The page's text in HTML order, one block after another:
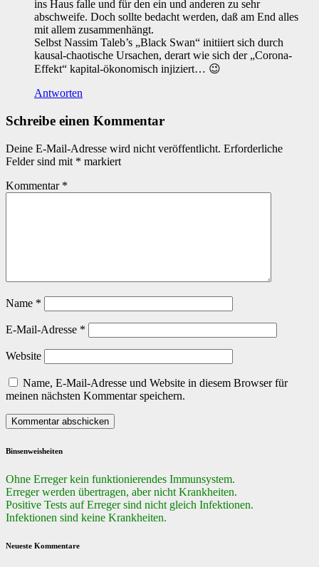
ins Haus falle und für den ein und anderen zu sehr
abschweife. Doch sollte bedacht werden, daß am End alles
mit allem zusammenhängt.
Selbst Nassim Taleb’s „Black Swan“ initiiert sich durch
kausal-chaotische Ursachen, derart wie sich der „Corona-
Effekt“ kapital-ökonomisch injiziert… 😉
Antworten
Schreibe einen Kommentar
Deine E-Mail-Adresse wird nicht veröffentlicht. Erforderliche
Felder sind mit * markiert
Kommentar *
Name *
E-Mail-Adresse *
Website
Name, E-Mail-Adresse und Website in diesem Browser für
meinen nächsten Kommentar speichern.
Binsenweisheiten
Ohne Erreger kein funktionierendes Immunsystem.
Erreger werden übertragen, aber nicht Krankheiten.
Positive Tests auf Erreger sind nicht gleich Infektionen.
Infektionen sind keine Krankheiten.
Neueste Kommentare